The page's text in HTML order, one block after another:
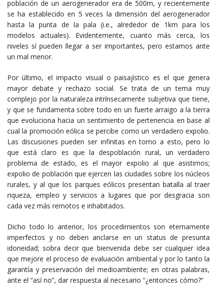
población de un aerogenerador era de 500m, y recientemente
se ha establecido en 5 veces la dimensión del aerogenerador
hasta la punta de la pala (i.e., alrededor de 1km para los
modelos actuales). Evidentemente, cuanto más cerca, los
niveles sí pueden llegar a ser importantes, pero estamos ante
un mal menor.
Por último, el impacto visual o paisajístico es el que genera
mayor debate y rechazo social. Se trata de un tema muy
complejo por la naturaleza intrínsecamente subjetiva que tiene,
y que se fundamenta sobre todo en un fuerte arraigo a la tierra
que evoluciona hacia un sentimiento de pertenencia en base al
cual la promoción eólica se percibe como un verdadero expolio.
Las discusiones pueden ser infinitas en torno a esto, pero lo
que está claro es que la despoblación rural, un verdadero
problema de estado, es el mayor expolio al que asistimos;
expolio de población que ejercen las ciudades sobre los núcleos
rurales, y al que los parques eólicos presentan batalla al traer
riqueza, empleo y servicios a lugares que por desgracia son
cada vez más remotos e inhabitados.
Dicho todo lo anterior, los procedimientos son eternamente
imperfectos y no deben anclarse en un status de presunta
idoneidad; sobra decir que bienvenida debe ser cualquier idea
que mejore el proceso de evaluación ambiental y por lo tanto la
garantía y preservación del medioambiente; en otras palabras,
ante el “así no”, dar respuesta al necesario “¿entonces cómo?”